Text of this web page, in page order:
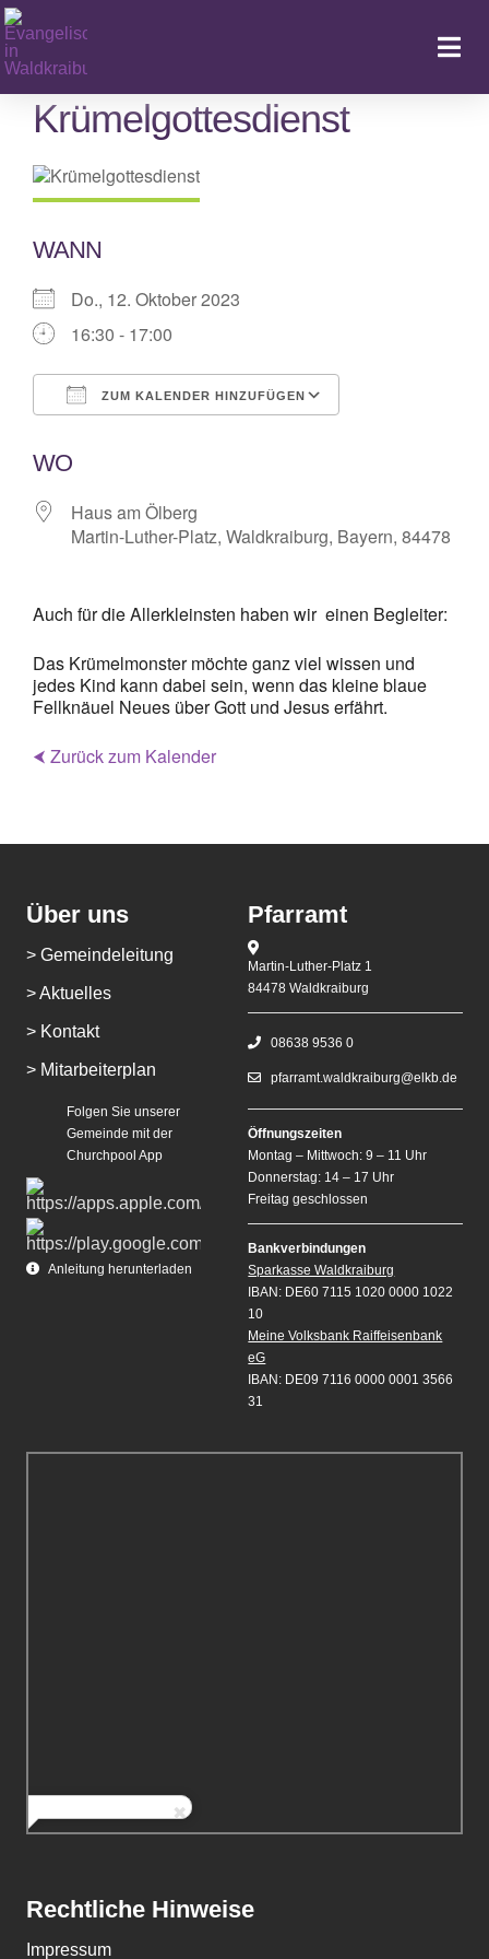
Zum
Inhalt
springen
Krümelgottesdienst
WANN
Do., 12. Oktober 2023
16:30 - 17:00
ZUM KALENDER HINZUFÜGEN
WO
Haus am Ölberg
Martin-Luther-Platz, Waldkraiburg, Bayern, 84478
Auch für die Allerkleinsten haben wir einen Begleiter:
Das Krümelmonster möchte ganz viel wissen und
jedes Kind kann dabei sein, wenn das kleine blaue
Fellknäuel Neues über Gott und Jesus erfährt.
⮜ Zurück zum Kalender
Über uns
> Gemeindeleitung
> Aktuelles
> Kontakt
> Mitarbeiterplan
Folgen Sie unserer
Gemeinde mit der
Churchpool App
Anleitung herunterladen
Pfarramt
Martin-Luther-Platz 1
84478 Waldkraiburg
08638 9536 0
pfarramt.waldkraiburg@elkb.de
Öffnungszeiten
Montag – Mittwoch: 9 – 11 Uhr
Donnerstag: 14 – 17 Uhr
Freitag geschlossen
Bankverbindungen
Sparkasse Waldkraiburg
IBAN: DE60 7115 1020 0000 1022
10
Meine Volksbank Raiffeisenbank
eG
IBAN: DE09 7116 0000 0001 3566
31
Rechtliche Hinweise
Impressum